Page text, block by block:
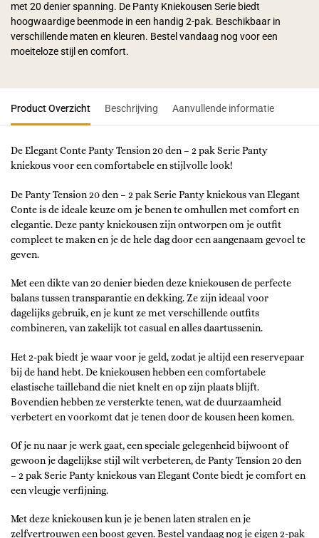
met 20 denier spanning. De Panty Kniekousen Serie biedt
hoogwaardige beenmode in een handig 2-pak. Beschikbaar in
verschillende maten en kleuren. Bestel vandaag nog voor een
moeiteloze stijl en comfort.
Product Overzicht Beschrijving Aanvullende informatie
De Elegant Conte Panty Tension 20 den – 2 pak Serie Panty
kniekous voor een comfortabele en stijlvolle look!
De Panty Tension 20 den – 2 pak Serie Panty kniekous van Elegant
Conte is de ideale keuze om je benen te omhullen met comfort en
elegantie. Deze panty kniekousen zijn ontworpen om je outfit
compleet te maken en je de hele dag door een aangenaam gevoel te
geven.
Met een dikte van 20 denier bieden deze kniekousen de perfecte
balans tussen transparantie en dekking. Ze zijn ideaal voor
dagelijks gebruik, en je kunt ze met verschillende outfits
combineren, van zakelijk tot casual en alles daartussenin.
Het 2-pak biedt je waar voor je geld, zodat je altijd een reservepaar
bij de hand hebt. De kniekousen hebben een comfortabele
elastische tailleband die niet knelt en op zijn plaats blijft.
Bovendien hebben ze versterkte tenen, wat de duurzaamheid
verbetert en voorkomt dat je tenen door de kousen heen komen.
Of je nu naar je werk gaat, een speciale gelegenheid bijwoont of
gewoon je dagelijkse stijl wilt verbeteren, de Panty Tension 20 den
– 2 pak Serie Panty kniekous van Elegant Conte biedt je comfort en
een vleugje verfijning.
Met deze kniekousen kun je je benen laten stralen en je
zelfvertrouwen een boost geven. Bestel vandaag nog je eigen 2-pak